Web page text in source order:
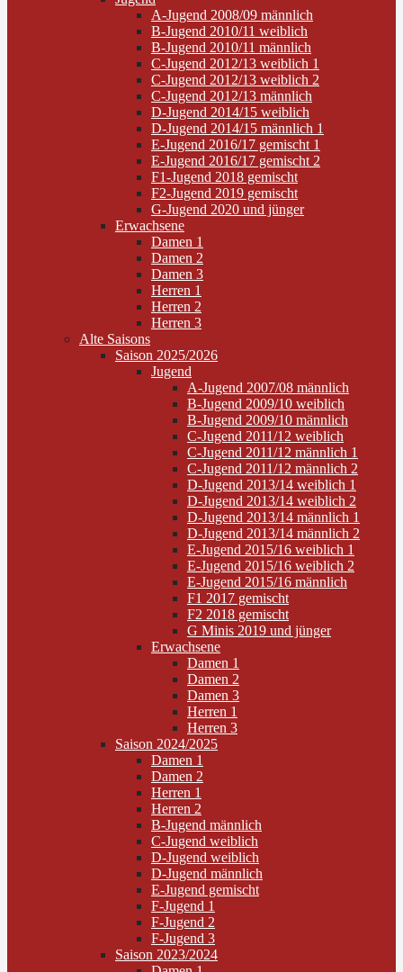
A-Jugend 2008/09 männlich
B-Jugend 2010/11 weiblich
B-Jugend 2010/11 männlich
C-Jugend 2012/13 weiblich 1
C-Jugend 2012/13 weiblich 2
C-Jugend 2012/13 männlich
D-Jugend 2014/15 weiblich
D-Jugend 2014/15 männlich 1
E-Jugend 2016/17 gemischt 1
E-Jugend 2016/17 gemischt 2
F1-Jugend 2018 gemischt
F2-Jugend 2019 gemischt
G-Jugend 2020 und jünger
Erwachsene
Damen 1
Damen 2
Damen 3
Herren 1
Herren 2
Herren 3
Alte Saisons
Saison 2025/2026
Jugend
A-Jugend 2007/08 männlich
B-Jugend 2009/10 weiblich
B-Jugend 2009/10 männlich
C-Jugend 2011/12 weiblich
C-Jugend 2011/12 männlich 1
C-Jugend 2011/12 männlich 2
D-Jugend 2013/14 weiblich 1
D-Jugend 2013/14 weiblich 2
D-Jugend 2013/14 männlich 1
D-Jugend 2013/14 männlich 2
E-Jugend 2015/16 weiblich 1
E-Jugend 2015/16 weiblich 2
E-Jugend 2015/16 männlich
F1 2017 gemischt
F2 2018 gemischt
G Minis 2019 und jünger
Erwachsene
Damen 1
Damen 2
Damen 3
Herren 1
Herren 3
Saison 2024/2025
Damen 1
Damen 2
Herren 1
Herren 2
B-Jugend männlich
C-Jugend weiblich
D-Jugend weiblich
D-Jugend männlich
E-Jugend gemischt
F-Jugend 1
F-Jugend 2
F-Jugend 3
Saison 2023/2024